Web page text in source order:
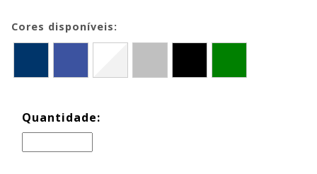
Cores disponíveis:
Quantidade: